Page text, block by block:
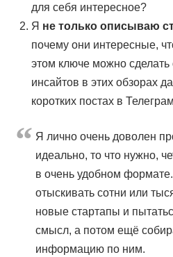
для себя интересное?
Я не только описываю
почему они интересные,
этом ключе можно
инсайтов в этих обзорах
коротких постах в
Я лично очень доволен
идеально, то что нужно,
в очень удобном
отыскивать сотни или
новые стартапы и
смысл, а потом ещё
информацию по ним.